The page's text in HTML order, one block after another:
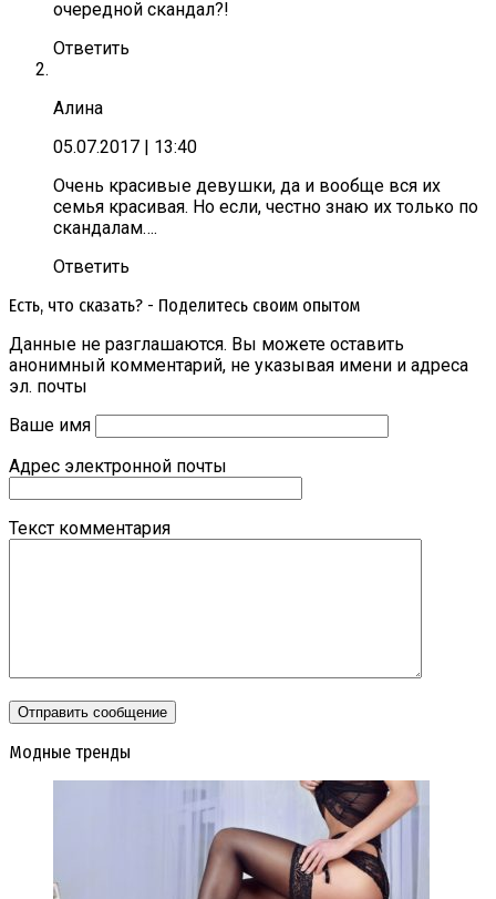
очередной скандал?!
Ответить
Алина
05.07.2017
| 13:40
Очень красивые девушки, да и вообще вся их
семья красивая. Но если, честно знаю их только по
скандалам….
Ответить
Есть, что сказать? - Поделитесь своим опытом
Данные не разглашаются. Вы можете оставить
анонимный комментарий, не указывая имени и адреса
эл. почты
Ваше имя
Адрес электронной почты
Текст комментария
Модные тренды